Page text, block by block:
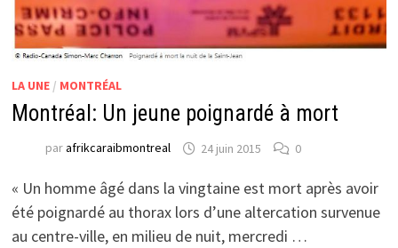
LA UNE/ MONTRÉAL
Montréal: Un jeune poignardé à mort
parafrikcaraibmontreal 24 juin 2015 0
« Un homme âgé dans la vingtaine est mort après avoir
été poignardé au thorax lors d’une altercation survenue
au centre-ville, en milieu de nuit, mercredi …